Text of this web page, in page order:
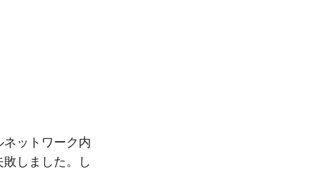
ットワーク内
しました。し